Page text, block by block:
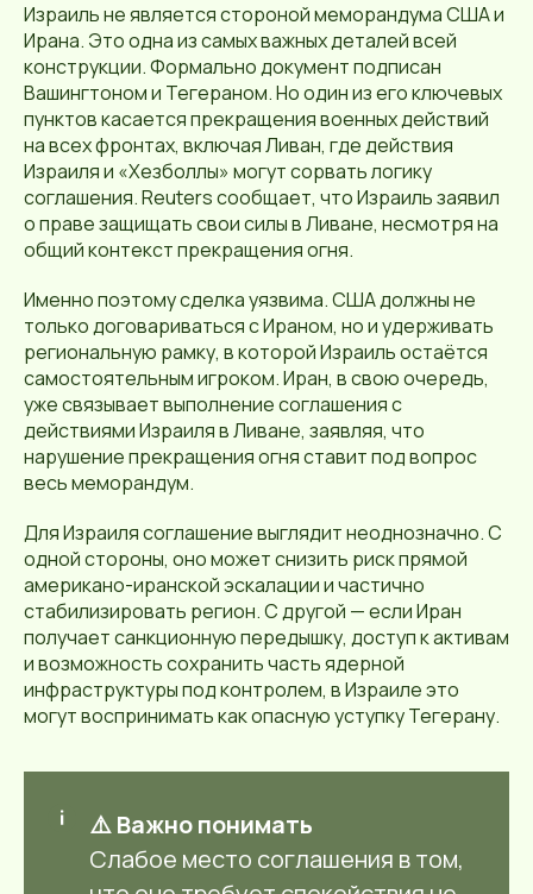
Израиль не является стороной меморандума США и
Ирана. Это одна из самых важных деталей всей
конструкции. Формально документ подписан
Вашингтоном и Тегераном. Но один из его ключевых
пунктов касается прекращения военных действий
на всех фронтах, включая Ливан, где действия
Израиля и «Хезболлы» могут сорвать логику
соглашения. Reuters сообщает, что Израиль заявил
о праве защищать свои силы в Ливане, несмотря на
общий контекст прекращения огня.
Именно поэтому сделка уязвима. США должны не
только договариваться с Ираном, но и удерживать
региональную рамку, в которой Израиль остаётся
самостоятельным игроком. Иран, в свою очередь,
уже связывает выполнение соглашения с
действиями Израиля в Ливане, заявляя, что
нарушение прекращения огня ставит под вопрос
весь меморандум.
Для Израиля соглашение выглядит неоднозначно. С
одной стороны, оно может снизить риск прямой
американо-иранской эскалации и частично
стабилизировать регион. С другой — если Иран
получает санкционную передышку, доступ к активам
и возможность сохранить часть ядерной
инфраструктуры под контролем, в Израиле это
могут воспринимать как опасную уступку Тегерану.
⚠️ Важно понимать
Слабое место соглашения в том,